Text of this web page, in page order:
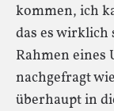
kommen, ich
das es wirklich
Rahmen eines
nachgefragt
überhaupt in